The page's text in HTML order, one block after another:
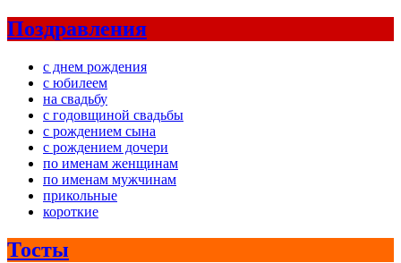
Поздравления
с днем рождения
с юбилеем
на свадьбу
с годовщиной свадьбы
с рождением сына
с рождением дочери
по именам женщинам
по именам мужчинам
прикольные
короткие
Тосты